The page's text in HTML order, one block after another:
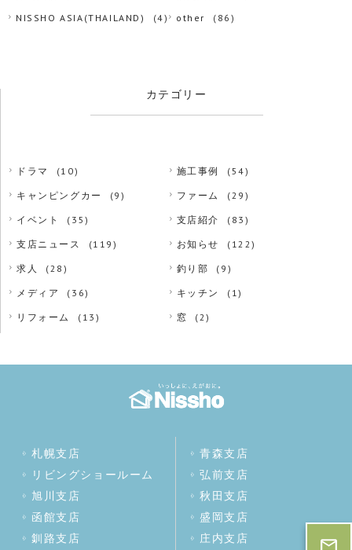
NISSHO ASIA(THAILAND) (4) other (86)
カテゴリー
ドラマ (10) 施工事例 (54)
キャンピングカー (9) ファーム (29)
イベント (35) 支店紹介 (83)
支店ニュース (119) お知らせ (122)
求人 (28) 釣り部 (9)
メディア (36) キッチン (1)
リフォーム (13) 窓 (2)
札幌支店
リビングショールーム
旭川支店
函館支店
釧路支店
青森支店
弘前支店
秋田支店
盛岡支店
庄内支店